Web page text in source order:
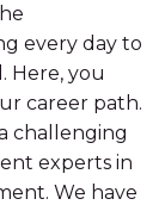
every day to
Here, you
career path.
challenging
experts in
We have